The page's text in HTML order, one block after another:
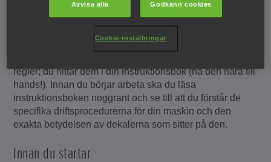
Se till att du är säker
Så vi ber dig observera alla aspekter av säkerhet, både
regler; du hittar dem i din instruktionsbok (ha den nära till
hands!). Innan du börjar arbeta ska du läsa
instruktionsboken noggrant och se till att du förstår de
specifika driftsprocedurerna för din maskin och den
exakta betydelsen av dekalerna som sitter på den.
Innan du startar
Avvisa alla Godkänn cookies
Cookie-inställningar